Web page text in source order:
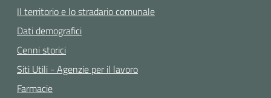
Il territorio e lo stradario comunale
Dati demografici
Cenni storici
Siti Utili - Agenzie per il lavoro
Farmacie